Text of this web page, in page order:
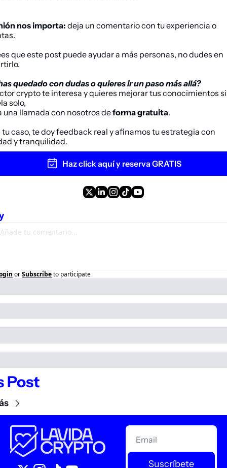
nos importa: deja un comentario con tu experiencia o
que este post puede ayudar a más personas, no dudes en
quedado con dudas o quieres ir un paso más allá?
crypto te interesa y quieres mejorar tus conocimientos
solo,
una llamada con nosotros de forma gratuita.
tu caso, te doy feedback real y afinamos tu estrategia con
y tranquilidad.
Haz click aquí y reserva GRATIS
orSubscribeto participate
Post
Suscríbete